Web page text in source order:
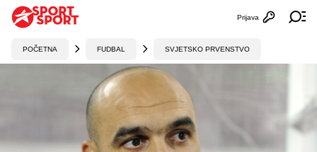
Otvori
Prijava
POČETNA FUDBAL SVJETSKO PRVENSTVO